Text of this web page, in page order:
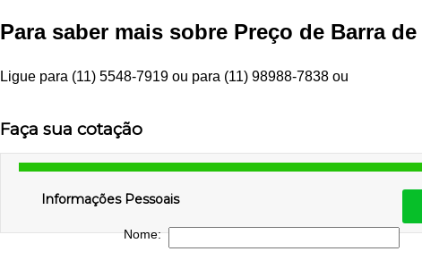
Para saber mais sobre Preço de Barra
Ligue para (11) 5548-7919ou para (11) 98988-7838ou
Faça sua cotação
Informações Pessoais
Nome: